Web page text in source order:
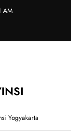
AM
Yogyakarta